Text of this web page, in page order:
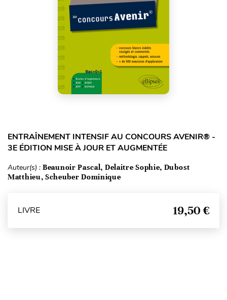
ENTRAÎNEMENT INTENSIF AU CONCOURS AVENIR® -
3E ÉDITION MISE À JOUR ET AUGMENTÉE
Auteur(s) : Beaunoir Pascal, Delaitre Sophie, Dubost
Matthieu, Scheuber Dominique
LIVRE 19,50 €